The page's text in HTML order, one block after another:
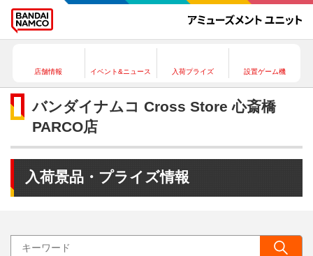
店舗情報 イベント&ニュース 入荷プライズ 設置ゲーム機
バンダイナムコ Cross Store 心斎橋
PARCO店
入荷景品・プライズ情報